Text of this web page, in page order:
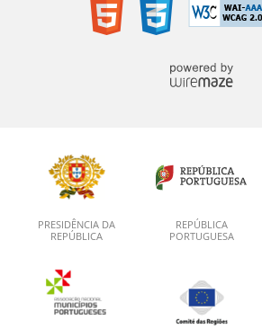
PRESIDÊNCIA DA
REPÚBLICA
REPÚBLICA
PORTUGUESA